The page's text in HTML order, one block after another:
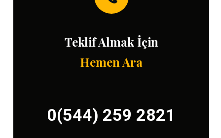
Teklif Almak İçin
Hemen Ara
0(544) 259 2821